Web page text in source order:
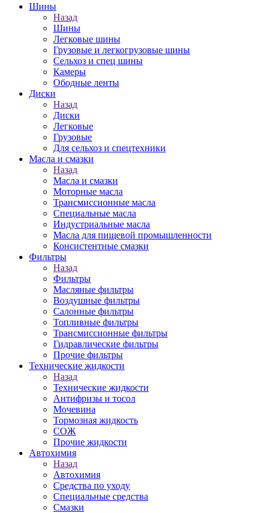
Шины
Назад
Шины
Легковые шины
Грузовые и легкогрузовые шины
Сельхоз и спец шины
Камеры
Ободные ленты
Диски
Назад
Диски
Легковые
Грузовые
Для сельхоз и спецтехники
Масла и смазки
Назад
Масла и смазки
Моторные масла
Трансмиссионные масла
Специальные масла
Индустриальные масла
Масла для пищевой промышленности
Консистентные смазки
Фильтры
Назад
Фильтры
Масляные фильтры
Воздушные фильтры
Салонные фильтры
Топливные фильтры
Трансмиссионные фильтры
Гидравлические фильтры
Прочие фильтры
Технические жидкости
Назад
Технические жидкости
Антифризы и тосол
Мочевина
Тормозная жидкость
СОЖ
Прочие жидкости
Автохимия
Назад
Автохимия
Средства по уходу
Специальные средства
Смазки